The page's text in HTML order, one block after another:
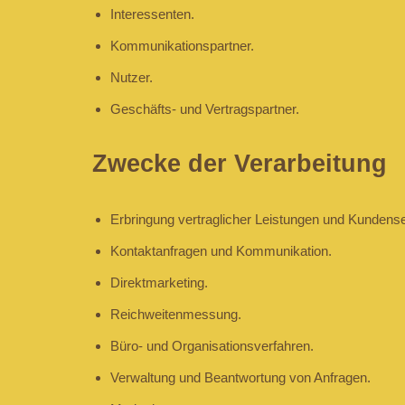
Interessenten.
Kommunikationspartner.
Nutzer.
Geschäfts- und Vertragspartner.
Zwecke der Verarbeitung
Erbringung vertraglicher Leistungen und
Kontaktanfragen und Kommunikation.
Direktmarketing.
Reichweitenmessung.
Büro- und Organisationsverfahren.
Verwaltung und Beantwortung von Anfragen.